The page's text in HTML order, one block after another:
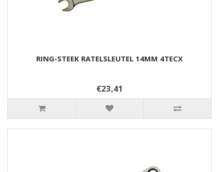
RING-STEEK RATELSLEUTEL 14MM 4TECX
€23,41